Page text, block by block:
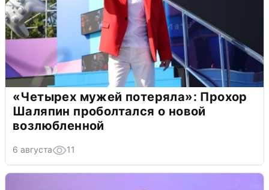
«Четырех мужей потеряла»: Прохор
Шаляпин проболтался о новой
возлюбленной
6 августа 11